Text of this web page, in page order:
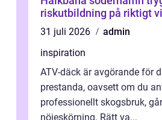
riskutbildning på riktigt
31 juli 2026
admin
inspiration
ATV-däck är avgörande för
prestanda, oavsett om du
professionellt skogsbruk,
nöjeskörning. Rätt va...